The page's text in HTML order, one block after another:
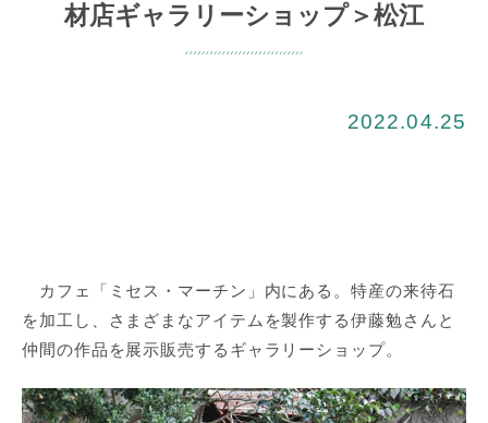
材店ギャラリーショップ＞松江
2022.04.25
カフェ「ミセス・マーチン」内にある。特産の来待石
を加工し、さまざまなアイテムを製作する伊藤勉さんと
仲間の作品を展示販売するギャラリーショップ。